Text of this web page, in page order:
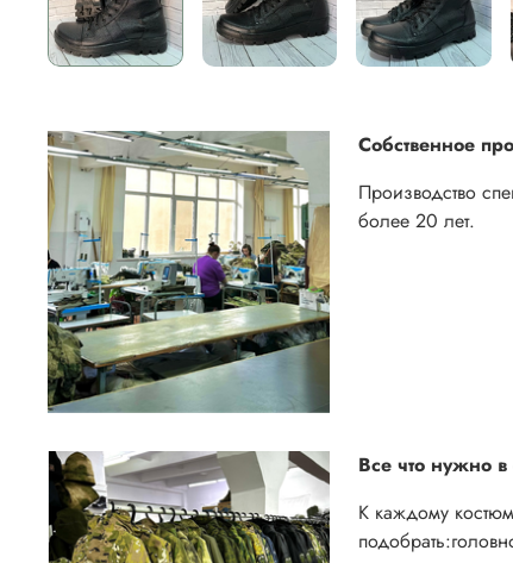
Собственное
Производство
более 20 лет.
Все что нужно
К каждому
подобрать: